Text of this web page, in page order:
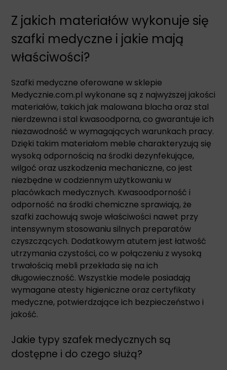
Z jakich materiałów wykonuje się
szafki medyczne i jakie mają
właściwości?
Szafki medyczne oferowane w sklepie
Medycznie.com.pl wykonane są z najwyższej jakości
materiałów, takich jak malowana blacha oraz stal
nierdzewna i stal kwasoodporna, co gwarantuje ich
niezawodność w wymagających warunkach pracy.
Dzięki takim materiałom meble charakteryzują się
wysoką odpornością na środki dezynfekujące,
wilgoć oraz uszkodzenia mechaniczne, co jest
niezbędne w codziennym użytkowaniu w
placówkach medycznych. Kwasoodporność i
odporność na środki chemiczne sprawiają, że
szafki zachowują swoje właściwości nawet przy
intensywnym stosowaniu silnych preparatów
czyszczących. Dodatkowym atutem jest łatwość
utrzymania czystości, co w połączeniu z wysoką
trwałością mebli przekłada się na ich
długowieczność. Wszystkie modele posiadają
wymagane atesty higieniczne oraz certyfikaty
medyczne, potwierdzające ich bezpieczeństwo i
jakość.
Jakie typy szafek medycznych są
dostępne i do czego służą?